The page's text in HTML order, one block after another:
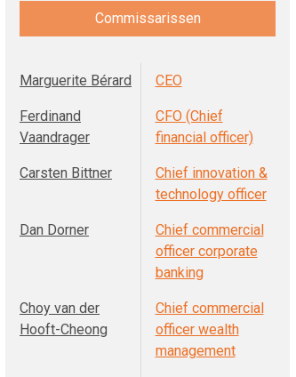
Commissarissen
Marguerite Bérard CEO
Ferdinand
Vaandrager
CFO (Chief
financial officer)
Carsten Bittner
Chief innovation &
technology officer
Dan Dorner
Chief commercial
officer corporate
banking
Choy van der
Hooft-Cheong
Chief commercial
officer wealth
management